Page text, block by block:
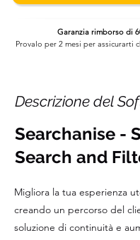
Garanzia rimborso di
Provalo per 2 mesi per assicurarti
Descrizione del
Searchanise -
Search and
Migliora la tua esperienza
creando un percorso del
soluzione di continuità e